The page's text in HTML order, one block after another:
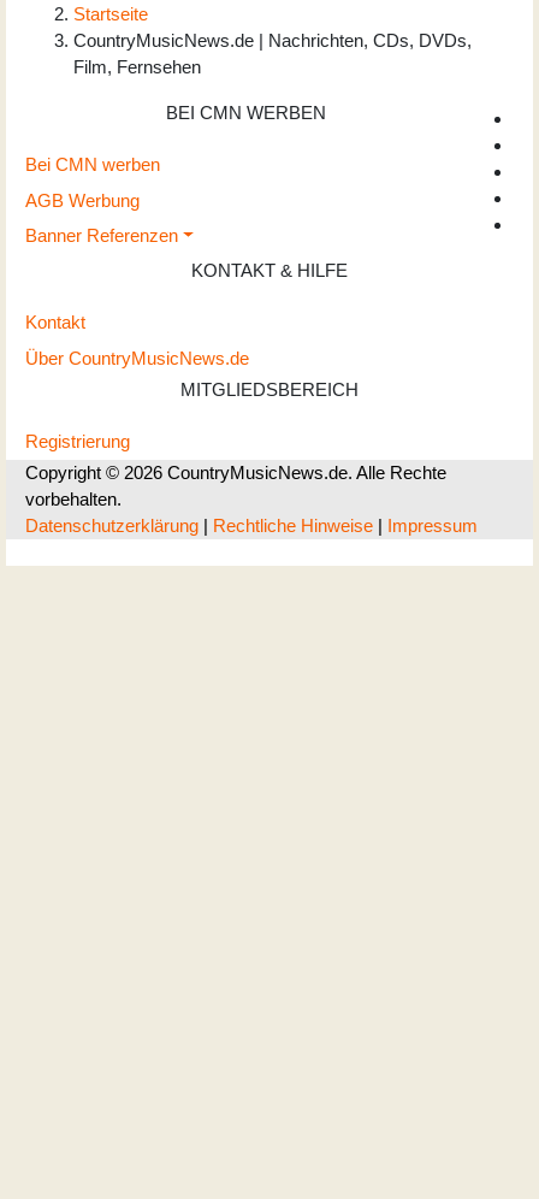
Startseite
CountryMusicNews.de | Nachrichten, CDs, DVDs,
Film, Fernsehen
BEI CMN WERBEN
Bei CMN werben
AGB Werbung
Banner Referenzen
KONTAKT & HILFE
Kontakt
Über CountryMusicNews.de
MITGLIEDSBEREICH
Registrierung
Copyright © 2026 CountryMusicNews.de. Alle Rechte
vorbehalten.
Datenschutzerklärung | Rechtliche Hinweise | Impressum